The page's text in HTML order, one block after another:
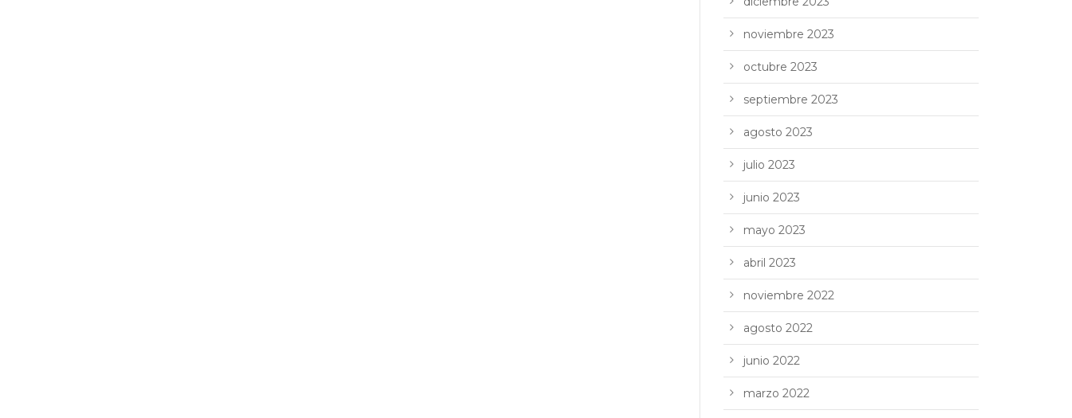
noviembre 2023
octubre 2023
septiembre 2023
agosto 2023
julio 2023
junio 2023
mayo 2023
abril 2023
noviembre 2022
agosto 2022
junio 2022
marzo 2022